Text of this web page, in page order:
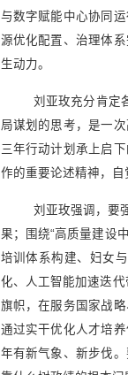
与数字赋能中心协同
源优化配置、治理体
生动力。
刘亚玫充分肯定
局谋划的思考，是一
三年行动计划承上启
作的重要论述精神，自
刘亚玫强调，要
果；围绕“高质量建设
培训体系构建、妇女
化、人工智能加速迭
旗帜，在服务国家战
通过实干优化人才培
年有新气象、新步伐